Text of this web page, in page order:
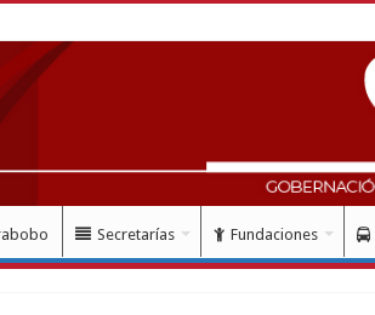
Secretarías Fundaciones